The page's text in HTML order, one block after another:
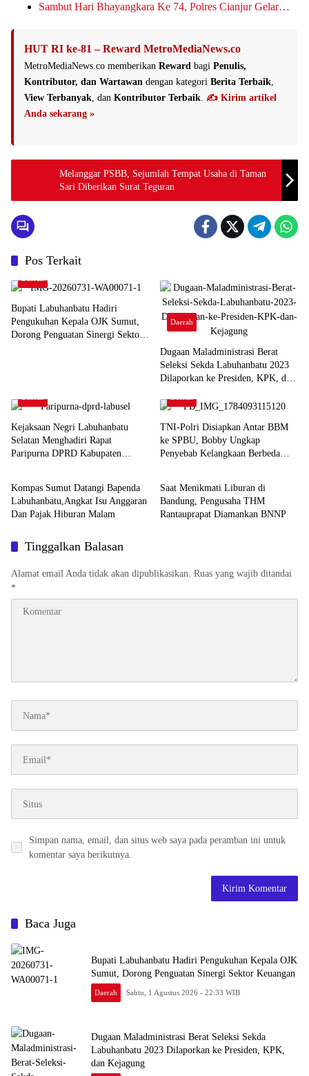
Sambut Hari Bhayangkara Ke 74, Polres Cianjur Gelar…
HUT RI ke-81 – Reward MetroMediaNews.co
MetroMediaNews.co memberikan Reward bagi Penulis,
Kontributor, dan Wartawan dengan kategori Berita Terbaik,
View Terbanyak, dan Kontributor Terbaik. ✍️ Kirim artikel
Anda sekarang »
Melanggar PSBB, Sejumlah Tempat Usaha di Taman
Sari Diberikan Surat Teguran
Pos Terkait
Bupati Labuhanbatu Hadiri
Pengukuhan Kepala OJK Sumut,
Dorong Penguatan Sinergi Sektor
Daerah
Dugaan Maladministrasi Berat
Seleksi Sekda Labuhanbatu 2023
Dilaporkan ke Presiden, KPK, dan
Kejaksaan Negri Labuhanbatu
Selatan Menghadiri Rapat
Paripurna DPRD Kabupaten
TNI-Polri Disiapkan Antar BBM
ke SPBU, Bobby Ungkap
Penyebab Kelangkaan Berbeda
Daerah
Kompas Sumut Datangi Bapenda
Labuhanbatu,Angkat Isu Anggaran
Dan Pajak Hiburan Malam
Daerah
Saat Menikmati Liburan di
Bandung, Pengusaha THM
Rantauprapat Diamankan BNNP
Tinggalkan Balasan
Alamat email Anda tidak akan dipublikasikan. Ruas yang wajib ditandai
*
Simpan nama, email, dan situs web saya pada peramban ini untuk
komentar saya berikutnya.
Baca Juga
Bupati Labuhanbatu Hadiri Pengukuhan Kepala OJK
Sumut, Dorong Penguatan Sinergi Sektor Keuangan
Daerah Sabtu, 1 Agustus 2026 - 22:33 WIB
Dugaan Maladministrasi Berat Seleksi Sekda
Labuhanbatu 2023 Dilaporkan ke Presiden, KPK,
dan Kejagung